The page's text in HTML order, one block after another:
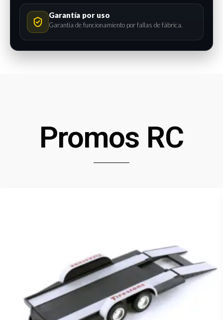
Garantía por uso
Garantía de funcionamiento por fallas de fábrica.
Promos RC